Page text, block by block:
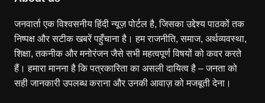
जनवार्ता एक विश्वसनीय हिंदी न्यूज़ पोर्टल है, जिसका उद्देश्य पाठकों तक
निष्पक्ष और सटीक खबरें पहुँचाना है। हम राजनीति, समाज, अर्थव्यवस्था,
शिक्षा, तकनीक और मनोरंजन जैसे सभी महत्वपूर्ण विषयों को कवर करते
हैं। हमारा मानना है कि पत्रकारिता का असली दायित्व है – जनता को
सही जानकारी उपलब्ध कराना और उनकी आवाज़ को मजबूती देना।